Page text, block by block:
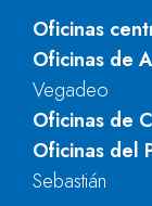
Oficinas
Oficinas de
Vegadeo
Oficinas de
Oficinas del
Sebastián